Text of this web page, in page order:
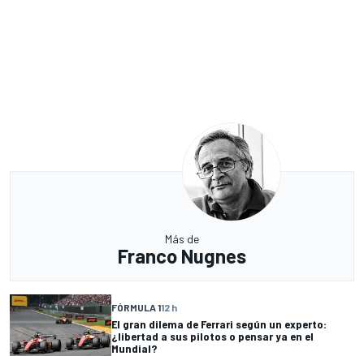
Más de
Franco Nugnes
FÓRMULA 112 h
El gran dilema de Ferrari según un experto:
¿libertad a sus pilotos o pensar ya en el
Mundial?